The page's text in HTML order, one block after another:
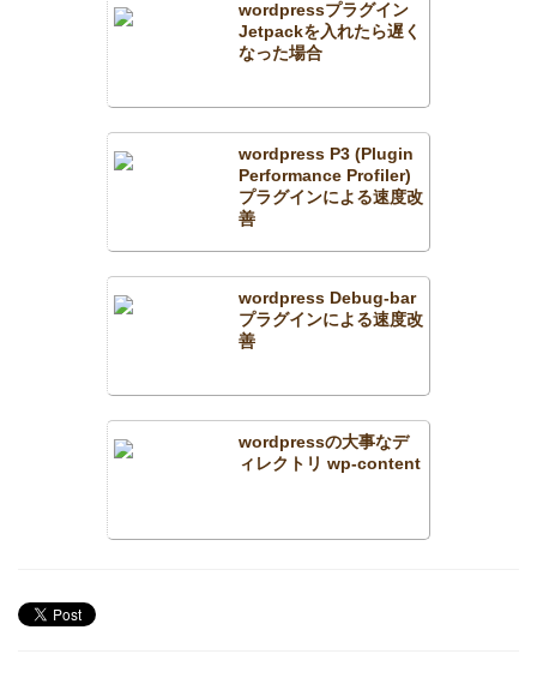
wordpressプラグイン
Jetpackを入れたら遅く
なった場合
wordpress P3 (Plugin
Performance Profiler)
プラグインによる速度改
善
wordpress Debug-bar
プラグインによる速度改
善
wordpressの大事なデ
ィレクトリ wp-content